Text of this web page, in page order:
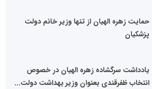
حمایت زهره الهیان از تنها وزیر خانم دولت
پزشکیان
یادداشت سرگشاده زهره الهیان در خصوص
انتخاب ظفرقندی بعنوان وزیر بهداشت دولت...